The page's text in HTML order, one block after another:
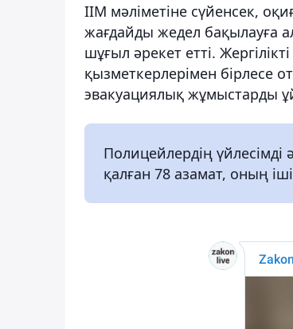
ІІМ мәліметіне сүйенсек,
жағдайды жедел бақылауға
шұғыл әрекет етті.
қызметкерлерімен бірлесе
эвакуациялық жұмыстарды
Полицейлердің
қалған 78 азамат, оның